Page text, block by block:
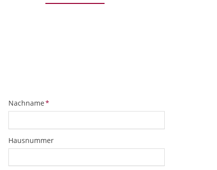
Pflichtfeld
Nachname*
Hausnummer